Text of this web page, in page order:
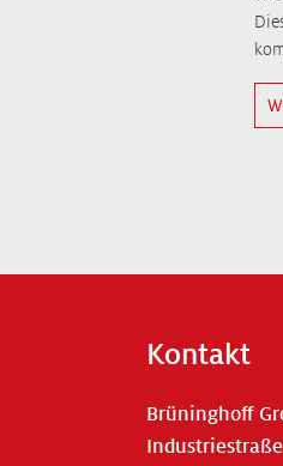
Kontakt
Brüninghoff